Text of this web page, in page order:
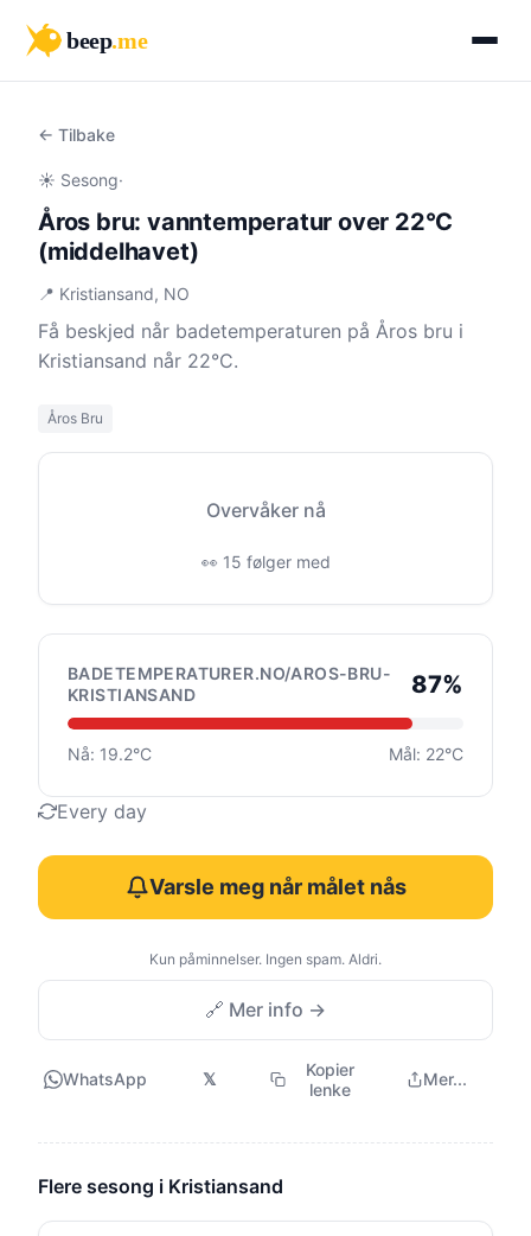
beep.me
← Tilbake
☀️ Sesong·
Åros bru: vanntemperatur over 22°C
(middelhavet)
📍 Kristiansand, NO
Få beskjed når badetemperaturen på Åros bru i
Kristiansand når 22°C.
Åros Bru
Overvåker nå
👀 15 følger med
BADETEMPERATURER.NO/AROS-BRU-
KRISTIANSAND
87%
Nå: 19.2°C Mål: 22°C
Every day
Varsle meg når målet nås
Kun påminnelser. Ingen spam. Aldri.
🔗 Mer info →
WhatsApp 𝕏
Kopier
lenke
Mer...
Flere sesong i Kristiansand